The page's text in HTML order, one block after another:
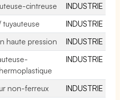
cintreuse
INDUSTRIE
INDUSTRIE
haute pression
INDUSTRIE
INDUSTRIE
non-ferreux
INDUSTRIE